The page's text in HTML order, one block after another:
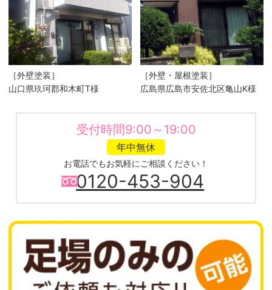
［外壁塗装］
山口県玖珂郡和木町T様
［外壁・屋根塗装］
広島県広島市安佐北区亀山K様
受付時間9:00～19:00
年中無休
お電話でもお気軽にご相談ください！
0120-453-904